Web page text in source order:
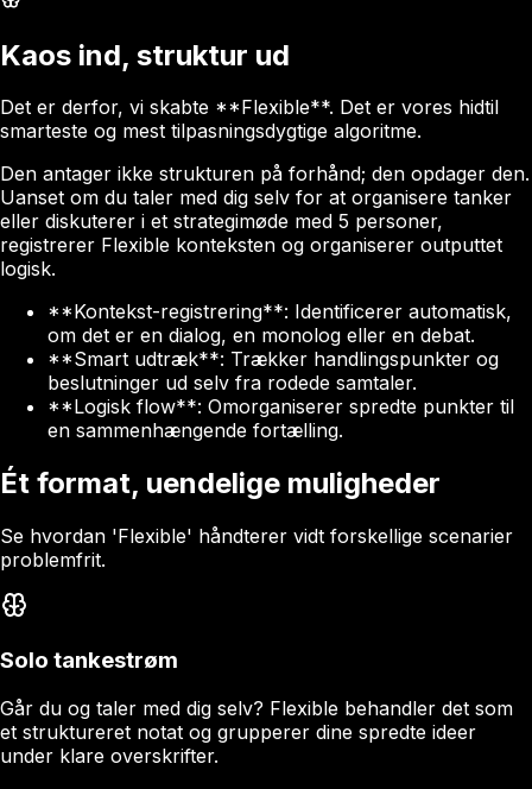
Kaos ind, struktur ud
Det er derfor, vi skabte **Flexible**. Det er vores hidtil
smarteste og mest tilpasningsdygtige algoritme.
Den antager ikke strukturen på forhånd; den opdager den.
Uanset om du taler med dig selv for at organisere tanker
eller diskuterer i et strategimøde med 5 personer,
registrerer Flexible konteksten og organiserer outputtet
logisk.
**Kontekst-registrering**: Identificerer automatisk,
om det er en dialog, en monolog eller en debat.
**Smart udtræk**: Trækker handlingspunkter og
beslutninger ud selv fra rodede samtaler.
**Logisk flow**: Omorganiserer spredte punkter til
en sammenhængende fortælling.
Ét format, uendelige muligheder
Se hvordan 'Flexible' håndterer vidt forskellige scenarier
problemfrit.
Solo tankestrøm
Går du og taler med dig selv? Flexible behandler det som
et struktureret notat og grupperer dine spredte ideer
under klare overskrifter.